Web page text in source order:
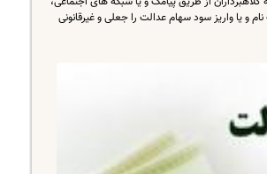
و یا واریز سود سهام عدالت را جعلی و غیرقانونی